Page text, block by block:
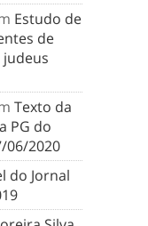
Estudo de
de
Texto da
PG do
06/2020
do Jornal